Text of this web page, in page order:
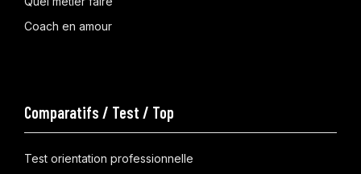
Coach en amour
Comparatifs / Test / Top
Test orientation professionnelle